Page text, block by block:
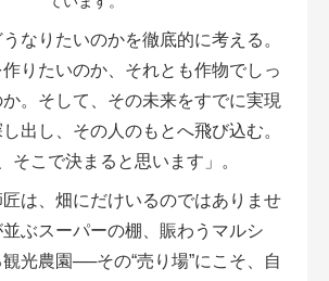
うなりたいのかを徹底的に考える。
りたいのか、それとも作物でしっ
。そして、その未来をすでに実現
出し、その人のもとへ飛び込む。
そこで決まると思います」。
は、畑にだけいるのではありませ
ぶスーパーの棚、賑わうマルシ
光農園──その“売り場”にこそ、自